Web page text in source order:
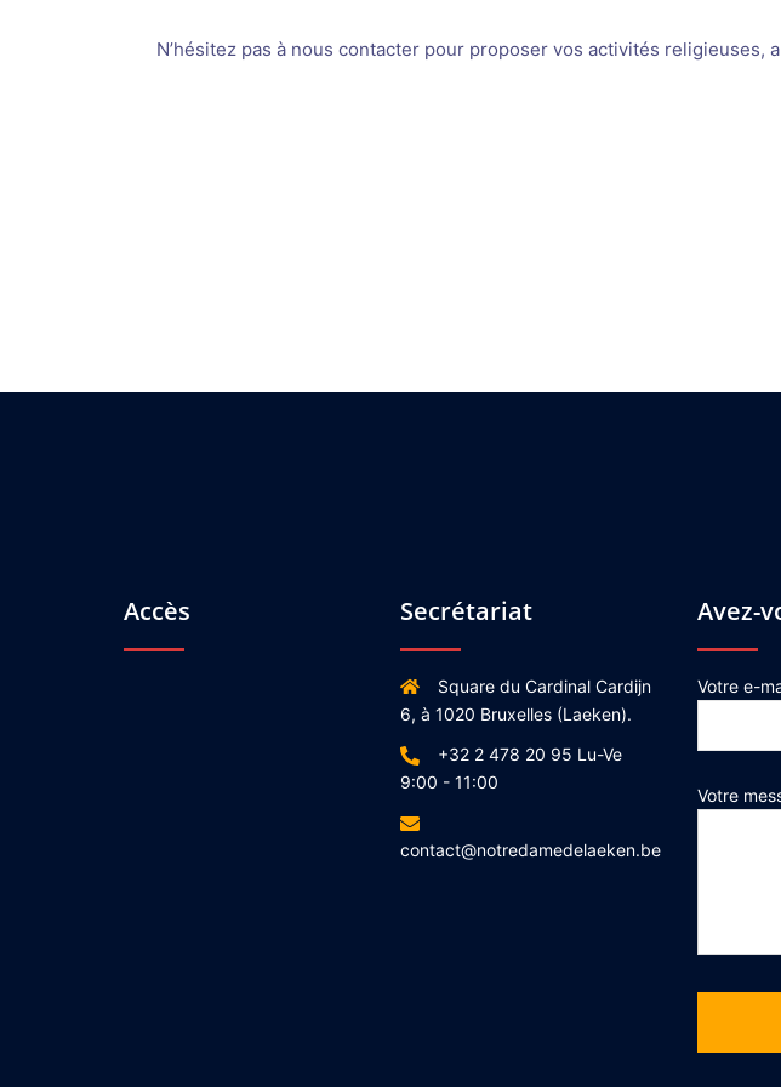
N’hésitez pas à nous contacter pour proposer vos activités religieuses,
Accès Secrétariat
Square du Cardinal Cardijn
6, à 1020 Bruxelles (Laeken).
+32 2 478 20 95 Lu-Ve
9:00 - 11:00
contact@notredamedelaeken.be
Avez-
Votre e-
Votre